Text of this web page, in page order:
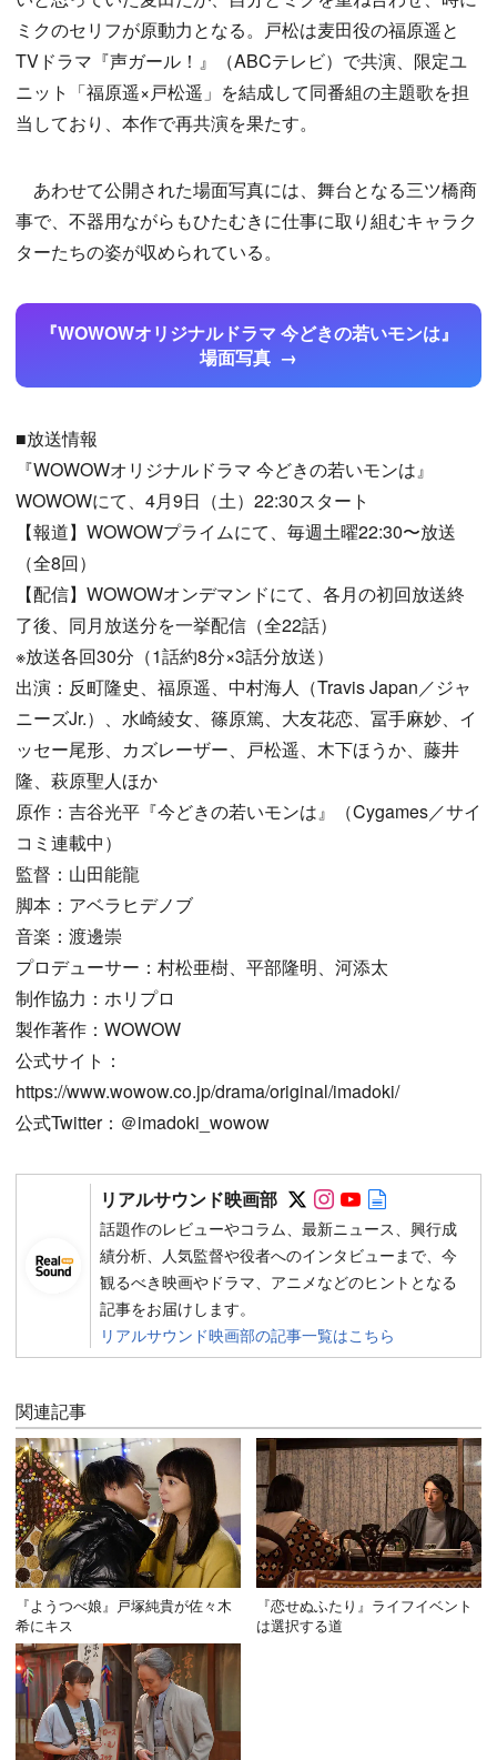
ミクのセリフが原動力となる。戸松は麦田役の福原遥と
TVドラマ『声ガール！』（ABCテレビ）で共演、限定ユ
ニット「福原遥×戸松遥」を結成して同番組の主題歌を担
当しており、本作で再共演を果たす。
あわせて公開された場面写真には、舞台となる三ツ橋商
事で、不器用ながらもひたむきに仕事に取り組むキャラク
ターたちの姿が収められている。
『WOWOWオリジナルドラマ 今どきの若いモンは』
場面写真
■放送情報
『WOWOWオリジナルドラマ 今どきの若いモンは』
WOWOWにて、4月9日（土）22:30スタート
【報道】WOWOWプライムにて、毎週土曜22:30〜放送
（全8回）
【配信】WOWOWオンデマンドにて、各月の初回放送終
了後、同月放送分を一挙配信（全22話）
※放送各回30分（1話約8分×3話分放送）
出演：反町隆史、福原遥、中村海人（Travis Japan／ジャ
ニーズJr.）、水崎綾女、篠原篤、大友花恋、冨手麻妙、イ
ッセー尾形、カズレーザー、戸松遥、木下ほうか、藤井
隆、萩原聖人ほか
原作：吉谷光平『今どきの若いモンは』（Cygames／サイ
コミ連載中）
監督：山田能龍
脚本：アベラヒデノブ
音楽：渡邊崇
プロデューサー：村松亜樹、平部隆明、河添太
制作協力：ホリプロ
製作著作：WOWOW
公式サイト：
https://www.wowow.co.jp/drama/original/imadoki/
公式Twitter：＠imadoki_wowow
リアルサウンド映画部 Follow on SNS
Follow on SNS
Follow on
話題作のレビューやコラム、最新ニュース、興行成
績分析、人気監督や役者へのインタビューまで、今
観るべき映画やドラマ、アニメなどのヒントとなる
記事をお届けします。
リアルサウンド映画部の記事一覧はこちら
関連記事
『ようつべ娘』戸塚純貴が佐々木
希にキス
『恋せぬふたり』ライフイベント
は選択する道